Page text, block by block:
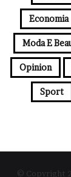
Economia
Moda E
Opinion
Sport
© Copyright